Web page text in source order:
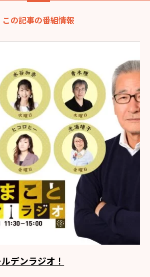
この記事の番組情報
デンラジオ！